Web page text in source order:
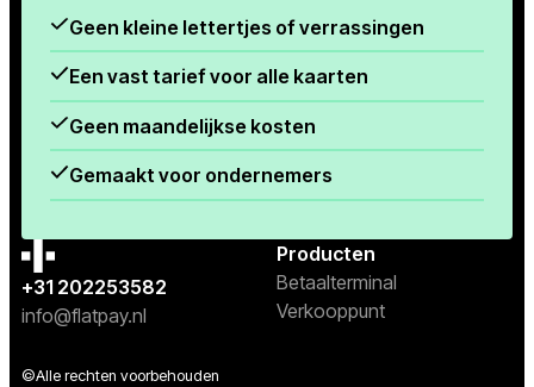
Geen kleine lettertjes of verrassingen
Een vast tarief voor alle kaarten
Geen maandelijkse kosten
Gemaakt voor ondernemers
+31 202253582
info@flatpay.nl
©Alle rechten voorbehouden
Producten
Betaalterminal
Verkooppunt